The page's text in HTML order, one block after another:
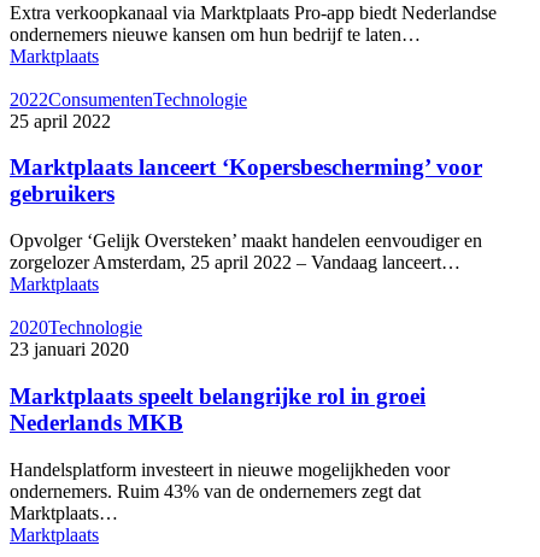
Extra verkoopkanaal via Marktplaats Pro-app biedt Nederlandse
ondernemers nieuwe kansen om hun bedrijf te laten…
Marktplaats
2022ConsumentenTechnologie
25 april 2022
Marktplaats lanceert ‘Kopersbescherming’ voor
gebruikers
Opvolger ‘Gelijk Oversteken’ maakt handelen eenvoudiger en
zorgelozer Amsterdam, 25 april 2022 – Vandaag lanceert…
Marktplaats
2020Technologie
23 januari 2020
Marktplaats speelt belangrijke rol in groei
Nederlands MKB
Handelsplatform investeert in nieuwe mogelijkheden voor
ondernemers. Ruim 43% van de ondernemers zegt dat
Marktplaats…
Marktplaats